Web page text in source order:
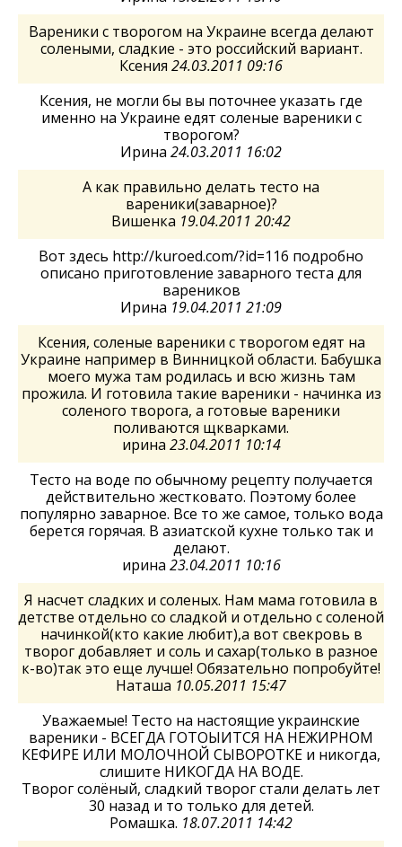
Вареники с творогом на Украине всегда делают
солеными, сладкие - это российский вариант.
Ксения 24.03.2011 09:16
Ксения, не могли бы вы поточнее указать где
именно на Украине едят соленые вареники с
творогом?
Ирина 24.03.2011 16:02
А как правильно делать тесто на
вареники(заварное)?
Вишенка 19.04.2011 20:42
Вот здесь http://kuroed.com/?id=116 подробно
описано приготовление заварного теста для
вареников
Ирина 19.04.2011 21:09
Ксения, соленые вареники с творогом едят на
Украине например в Винницкой области. Бабушка
моего мужа там родилась и всю жизнь там
прожила. И готовила такие вареники - начинка из
соленого творога, а готовые вареники
поливаются щкварками.
ирина 23.04.2011 10:14
Тесто на воде по обычному рецепту получается
действительно жестковато. Поэтому более
популярно заварное. Все то же самое, только вода
берется горячая. В азиатской кухне только так и
делают.
ирина 23.04.2011 10:16
Я насчет сладких и соленых. Нам мама готовила в
детстве отдельно со сладкой и отдельно с соленой
начинкой(кто какие любит),а вот свекровь в
творог добавляет и соль и сахар(только в разное
к-во)так это еще лучше! Обязательно попробуйте!
Наташа 10.05.2011 15:47
Уважаемые! Тесто на настоящие украинские
вареники - ВСЕГДА ГОТОЫИТСЯ НА НЕЖИРНОМ
КЕФИРЕ ИЛИ МОЛОЧНОЙ СЫВОРОТКЕ и никогда,
слишите НИКОГДА НА ВОДЕ.
Творог солёный, сладкий творог стали делать лет
30 назад и то только для детей.
Ромашка. 18.07.2011 14:42